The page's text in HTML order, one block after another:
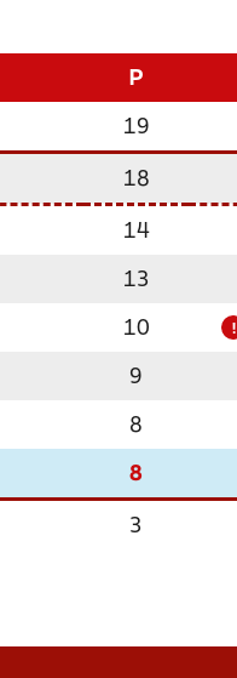
P
19
18
14
13
10 !
9
8
8
3